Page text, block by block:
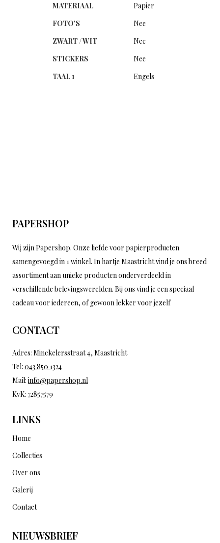
MATERIAAL
Papier
FOTO'S
Nee
ZWART / WIT
Nee
STICKERS
Nee
TAAL 1
Engels
PAPERSHOP
Wij zijn Papershop. Onze liefde voor papierproducten
samengevoegd in 1 winkel. In hartje Maastricht vind je ons breed
assortiment aan unieke producten onderverdeeld in
verschillende belevingswerelden. Bij ons vind je een speciaal
cadeau voor iedereen, of gewoon lekker voor jezelf
CONTACT
Adres: Minckelersstraat 4, Maastricht
Tel: 043 850 1324
Mail: info@papershop.nl
KvK: 72857579
LINKS
Home
Collecties
Over ons
Galerij
Contact
NIEUWSBRIEF